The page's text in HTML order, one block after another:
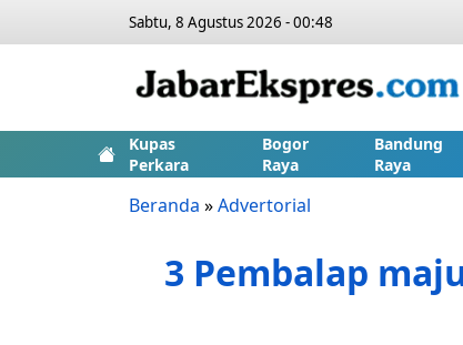
Sabtu, 8 Agustus 2026 - 00:48
Kupas
Perkara
Bogor
Raya
Bandung
Raya
Beranda »Advertorial
3 Pembalap